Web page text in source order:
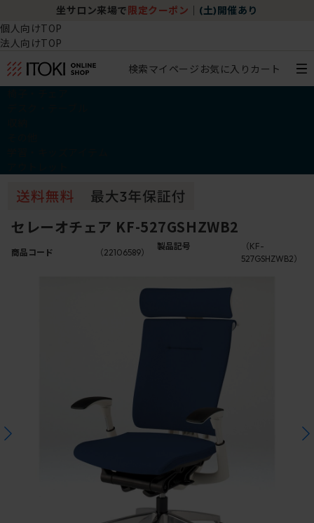
坐サロン来場で 限定クーポン (土)開催あり
個人向けTOP
法人向けTOP
検索マイページ お気に入り カート
セレーオチェア KF-527GSHZWB2
商品コード （22106589）
製品記号
（KF-
527GSHZWB2）